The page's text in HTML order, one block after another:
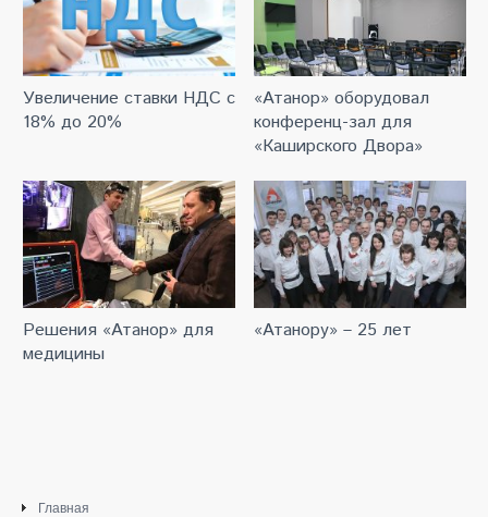
Увеличение ставки НДС с
18% до 20%
«Атанор» оборудовал
конференц-зал для
«Каширского Двора»
Решения «Атанор» для
медицины
«Атанору» – 25 лет
Главная